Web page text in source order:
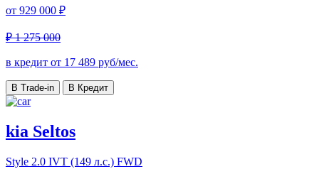
от 929 000 ₽
₽ 1 275 000
в кредит от 17 489 руб/мес.
В Trade-in В Кредит
kia Seltos
Style 2.0 IVT (149 л.с.) FWD